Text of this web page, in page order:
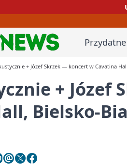
Przydatne
+ Józef Skrzek — koncert w Cavatina
+
Bielsko-